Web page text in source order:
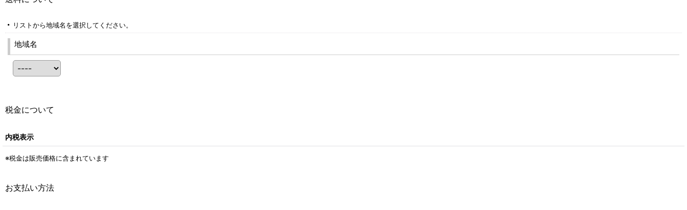
リストから地域名を選択してください。
地域名
税金について
内税表示
※税金は販売価格に含まれています
お支払い方法